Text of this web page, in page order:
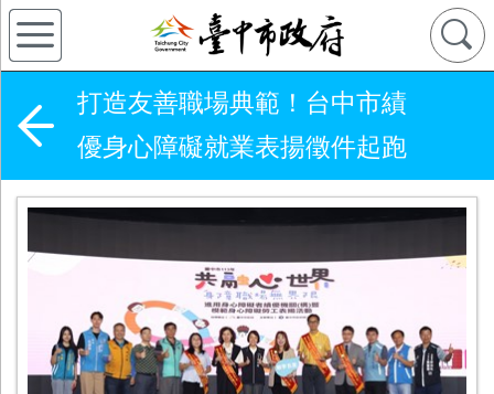
打造友善職場典範！台中市績
優身心障礙就業表揚徵件起跑